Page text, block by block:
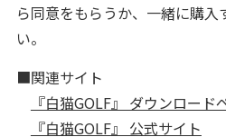
ら同意をもらうか、一緒に購入
い。
■関連サイト
『白猫GOLF』 ダウンロード
『白猫GOLF』 公式サイト